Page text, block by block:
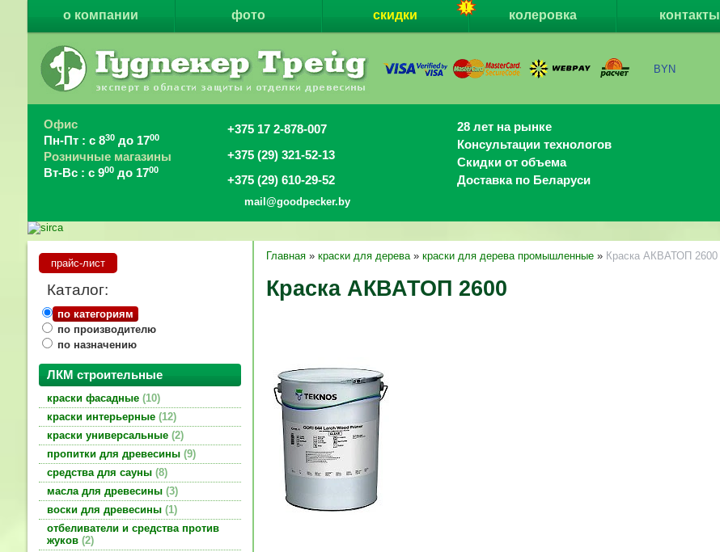
о компании фото скидки колеровка контакты
BYN
Офис
Пн-Пт : с 830до 1700
Розничные магазины
Вт-Вс : с 900до 1700
+375 17 2-878-007
+375 (29) 321-52-13
+375 (29) 610-29-52
mail@goodpecker.by
28 лет на рынке
Консультации технологов
Скидки от объема
Доставка по Беларуси
прайс-лист
Каталог:
по категориям
по производителю
по назначению
ЛКМ строительные
краски фасадные 10
краски интерьерные 12
краски универсальные 2
пропитки для древесины 9
средства для сауны 8
масла для древесины 3
воски для древесины 1
отбеливатели и средства против
жуков 2
Главная » краски для дерева » краски для дерева промышленные » Краска АКВАТОП 2600
Краска АКВАТОП 2600